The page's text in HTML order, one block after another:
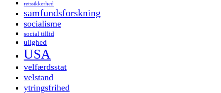
retssikkerhed
samfundsforskning
socialisme
social tillid
ulighed
USA
velfærdsstat
velstand
ytringsfrihed